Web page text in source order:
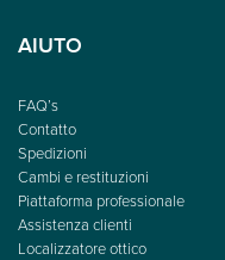
AIUTO
FAQ’s
Contatto
Spedizioni
Cambi e restituzioni
Piattaforma professionale
Assistenza clienti
Localizzatore ottico